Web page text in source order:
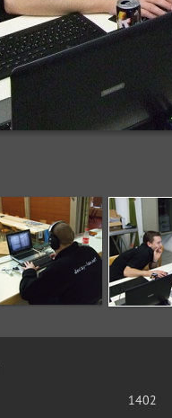
1402